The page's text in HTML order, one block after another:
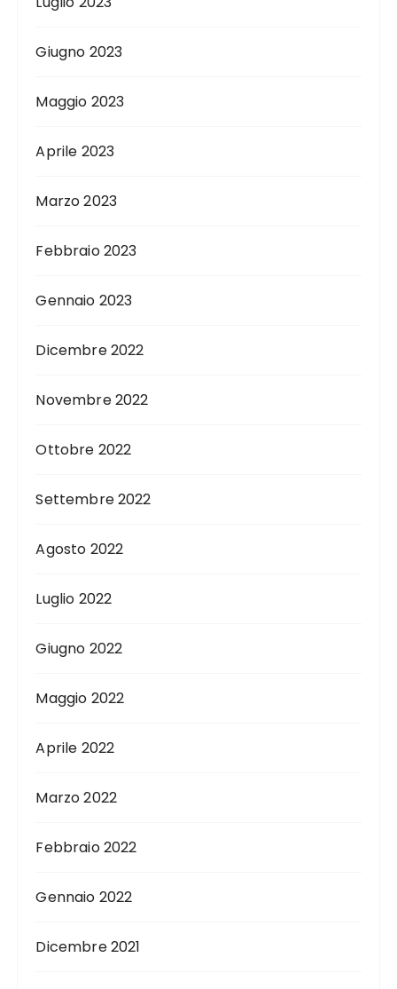
Giugno 2023
Maggio 2023
Aprile 2023
Marzo 2023
Febbraio 2023
Gennaio 2023
Dicembre 2022
Novembre 2022
Ottobre 2022
Settembre 2022
Agosto 2022
Luglio 2022
Giugno 2022
Maggio 2022
Aprile 2022
Marzo 2022
Febbraio 2022
Gennaio 2022
Dicembre 2021